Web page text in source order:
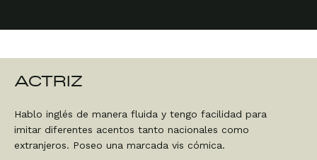
ACTRIZ
Hablo inglés de manera fluida y tengo facilidad para
imitar diferentes acentos tanto nacionales como
extranjeros. Poseo una marcada vis cómica.